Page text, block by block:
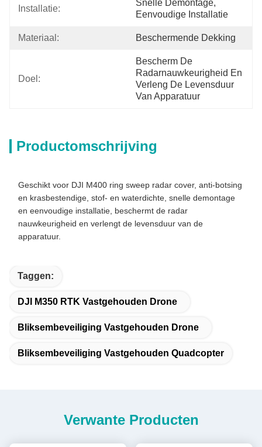
Installatie:
Snelle Demontage,
Eenvoudige Installatie
Materiaal: Beschermende Dekking
Doel:
Bescherm De
Radarnauwkeurigheid En
Verleng De Levensduur
Van Apparatuur
Productomschrijving
Geschikt voor DJI M400 ring sweep radar cover, anti-botsing
en krasbestendige, stof- en waterdichte, snelle demontage
en eenvoudige installatie, beschermt de radar
nauwkeurigheid en verlengt de levensduur van de
apparatuur.
Taggen:
DJI M350 RTK Vastgehouden Drone
Bliksembeveiliging Vastgehouden Drone
Bliksembeveiliging Vastgehouden Quadcopter
Verwante Producten